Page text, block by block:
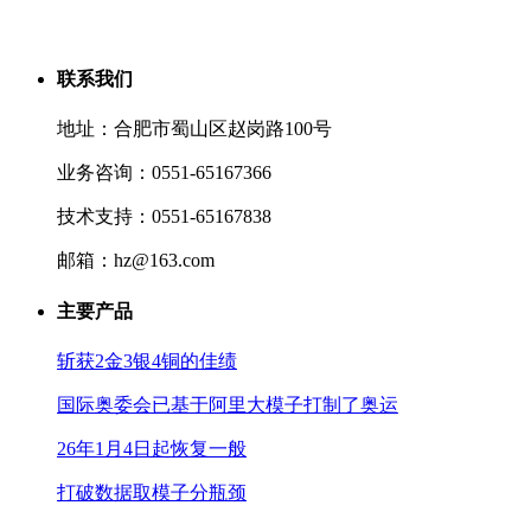
联系我们
地址：合肥市蜀山区赵岗路100号
业务咨询：0551-65167366
技术支持：0551-65167838
邮箱：hz@163.com
主要产品
斩获2金3银4铜的佳绩
国际奥委会已基于阿里大模子打制了奥运
26年1月4日起恢复一般
打破数据取模子分瓶颈